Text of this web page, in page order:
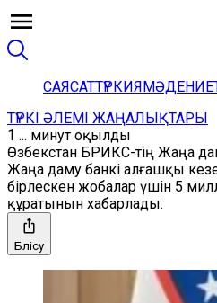
САЯСАТТҮРКИЯ
ТҮРКІ ӘЛЕМІ ЖАҢАЛЫҚТАРЫ
1 ... минут оқылды
Өзбекстан БРИКС-тің Жаңа
Жаңа даму банкі алғашқы
бірлескен жобалар үшін 5
құратынын хабарлады.
Бөлісу